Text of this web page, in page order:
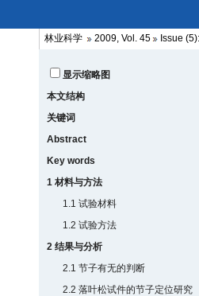
林业科学 2009, Vol. 45 Issue
显示缩略图
本文结构
关键词
Abstract
Key words
1 材料与方法
1.1 试验材料
1.2 试验方法
2 结果与分析
2.1 节子有无的判断
2.2 落叶松试件的节子定位研究